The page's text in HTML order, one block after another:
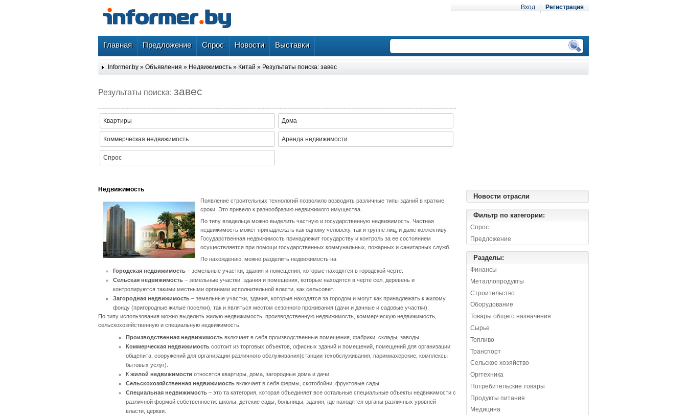
Вход Регистрация
Главная Предложение Спрос Новости Выставки
Informer.by » Объявления » Недвижимость » Китай » Результаты поиска: завес
Результаты поиска: завес
Квартиры Дома
Коммерческая недвижимость Аренда недвижимости
Спрос
Недвижимость
Появление строительных технологий позволило возводить различные типы зданий в краткие
сроки. Это привело к разнообразию недвижимого имущества.
По типу владельца можно выделить частную и государственную недвижимость. Частная
недвижимость может принадлежать как одному человеку, так и группе лиц, и даже коллективу.
Государственная недвижимость принадлежит государству и контроль за ее состоянием
осуществляется при помощи государственных коммунальных, пожарных и санитарных служб.
По нахождению, можно разделить недвижимость на
Городская недвижимость– земельные участки, здания и помещения, которые находятся в городской черте.
Сельская недвижимость– земельные участки, здания и помещения, которые находятся в черте сел, деревень и
контролируются такими местными органами исполнительной власти, как сельсовет.
Загородная недвижимость– земельные участки, здания, которые находятся за городом и могут как принадлежать к жилому
фонду (пригородные жилые поселки), так и являться местом сезонного проживания (дачи и дачные и садовые участки).
По типу использования можно выделить жилую недвижимость, производственную недвижимость, коммерческую недвижимость,
сельскохозяйственную и специальную недвижимость.
Производственная недвижимостьвключает в себя производственные помещения, фабрики, склады, заводы.
Коммерческая недвижимостьсостоит из торговых объектов, офисных зданий и помещений, помещений для организации
общепита, сооружений для организации различного обслуживания(станции техобслуживания, парикмахерские, комплексы
бытовых услуг).
К жилой недвижимости относятся квартиры, дома, загородные дома и дачи.
Сельскохозяйственная недвижимостьвключает в себя фермы, скотобойни, фруктовые сады.
Специальная недвижимость– это та категория, которая объединяет все остальные специальные объекты недвижимости с
различной формой собственности: школы, детские сады, больницы, здания, где находятся органы различных уровней
власти, церкви.
Новости отрасли
Фильтр по категории:
Спрос
Предложение
Разделы:
Финансы
Металлопродукты
Строительство
Оборудование
Товары общего назначения
Сырье
Топливо
Транспорт
Сельское хозяйство
Оргтехника
Потребительские товары
Продукты питания
Медицина